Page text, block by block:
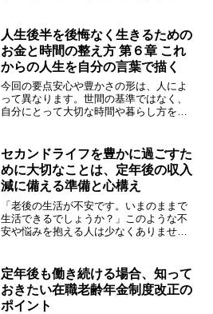
の人生を余生と捉えることが多かったの
ですが、今では第二...
人生後半を後悔なく生きるための
お金と時間の整え方 第６章 これ
からの人生を自分の言葉で描く
今回の要点安心や豊かさの形は、人によ
って異なります。世間の基準ではなく、
自分にとって大切な時間や暮らし方を見
ながります。第６章 これからの人生を
自分の言葉で描く「安心」と...
セカンドライフを豊かに過ごすた
めに大切なことは、定年後の収入
減に備える準備と心構え
「老後の生活が不安です。いまのままで
生活できるでしょうか？」このような不
安や悩みを抱える人は少なくありませ
まして物価高が進むなか、老後の生活に
関する不安や悩みは増すばか...
定年後も働き続ける場合、知って
おきたい在職老齢年金制度改正の
ポイント